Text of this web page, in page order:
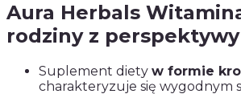
Aura Herbals
rodziny z
Suplement diety w formie
charakteryzuje się wygodnym